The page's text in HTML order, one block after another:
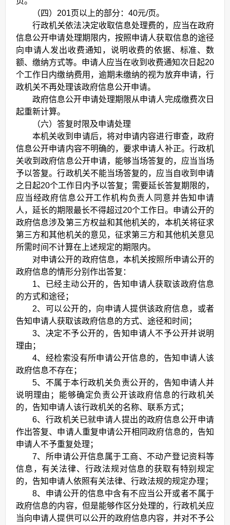
（四）201页以上的部分：40元/页。
行政机关依法决定收取信息处理费的，应当在政府
信息公开申请处理期限内，按照申请人获取信息的途径
向申请人发出收费通知，说明收费的依据、标准、数
额、缴纳方式等。申请人应当在收到收费通知次日起20
个工作日内缴纳费用，逾期未缴纳的视为放弃申请，行
政机关不再处理该政府信息公开申请。
政府信息公开申请处理期限从申请人完成缴费次日
起重新计算。
（六）答复时限及申请处理
本机关收到申请后，将对申请内容进行审查，政府
信息公开申请内容不明确的，要求申请人补正。行政机
关收到政府信息公开申请，能够当场答复的，应当当场
予以答复。行政机关不能当场答复的，应当自收到申请
之日起20个工作日内予以答复；需要延长答复期限的，
应当经政府信息公开工作机构负责人同意并告知申请
人，延长的期限最长不得超过20个工作日。申请公开的
政府信息涉及第三方权益和其他机关的，本机关将征求
第三方和其他机关的意见，征求第三方和其他机关意见
所需时间不计算在上述规定的期限内。
对申请公开的政府信息，本机关按照所申请公开的
政府信息的情形分别作出答复：
1、已经主动公开的，告知申请人获取该政府信息
的方式和途径；
2、可以公开的，向申请人提供该政府信息，或者
告知申请人获取该政府信息的方式、途径和时间；
3、决定不予公开的，告知申请人不予公开并说明
理由；
4、经检索没有所申请公开信息的，告知申请人该
政府信息不存在；
5、不属于本行政机关负责公开的，告知申请人并
说明理由；能够确定负责公开该政府信息的行政机关
的，告知申请人该行政机关的名称、联系方式；
6、行政机关已就申请人提出的政府信息公开申请
作出答复、申请人重复申请公开相同政府信息的，告知
申请人不予重复处理；
7、所申请公开信息属于工商、不动产登记资料等
信息，有关法律、行政法规对信息的获取有特别规定
的，告知申请人依照有关法律、行政法规的规定办理；
8、申请公开的信息中含有不应当公开或者不属于
政府信息的内容，但是能够作区分处理的，行政机关应
当向申请人提供可以公开的政府信息内容，并对不予公